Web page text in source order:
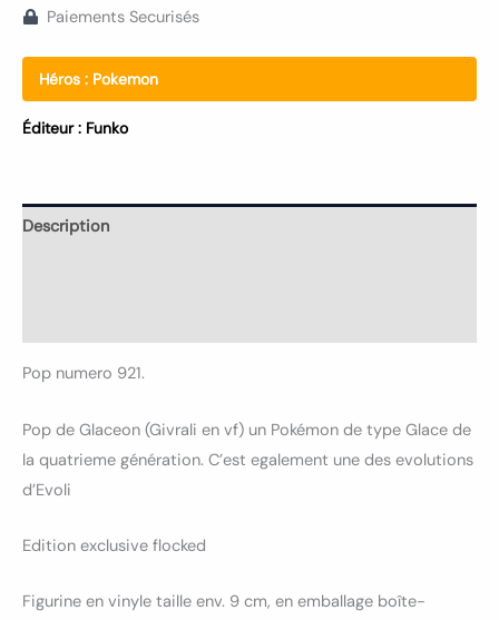
Paiements Securisés
Héros : Pokemon
Éditeur : Funko
Description
Pop numero 921.
Pop de Glaceon (Givrali en vf) un Pokémon de type Glace de
la quatrieme génération. C’est egalement une des evolutions
d’Evoli
Edition exclusive flocked
Figurine en vinyle taille env. 9 cm, en emballage boîte-